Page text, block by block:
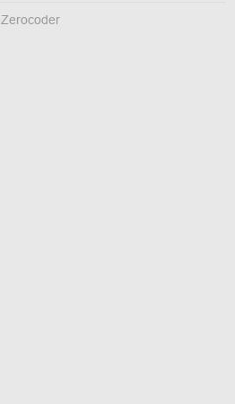
Zerocoder